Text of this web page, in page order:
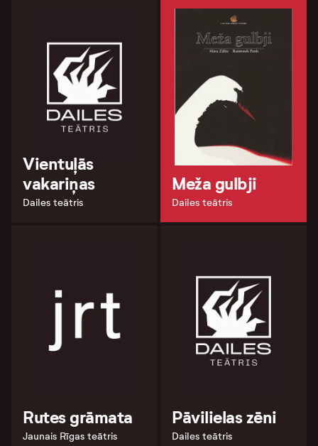
Vientuļās
vakariņas
Dailes teātris
Meža gulbji
Dailes teātris
Rutes grāmata
Jaunais Rīgas teātris
Pāvilielas zēni
Dailes teātris